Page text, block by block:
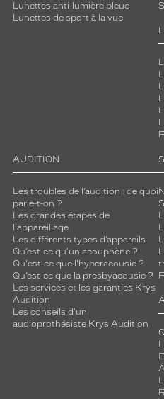
Lunettes anti-lumière bleue
Lunettes de sport à la vue
AUDITION
Les troubles de l’audition : de quoi
parle-t-on ?
Les grandes étapes de
l'appareillage
Les différents types d’appareils
Qu’est-ce qu'un acouphène ?
Qu'est-ce que l'hyperacousie ?
Qu’est-ce que la presbyacousie ?
Les services et les garanties Krys
Audition
Les conseils d'un
audioprothésiste Krys Audition